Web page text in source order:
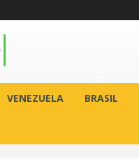
VENEZUELA BRASIL